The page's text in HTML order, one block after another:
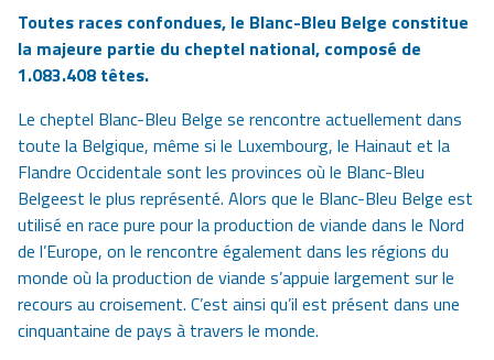
Toutes races confondues, le Blanc-Bleu Belge constitue
la majeure partie du cheptel national, composé de
1.083.408 têtes.
Le cheptel Blanc-Bleu Belge se rencontre actuellement dans
toute la Belgique, même si le Luxembourg, le Hainaut et la
Flandre Occidentale sont les provinces où le Blanc-Bleu
Belgeest le plus représenté. Alors que le Blanc-Bleu Belge est
utilisé en race pure pour la production de viande dans le Nord
de l’Europe, on le rencontre également dans les régions du
monde où la production de viande s’appuie largement sur le
recours au croisement. C’est ainsi qu’il est présent dans une
cinquantaine de pays à travers le monde.